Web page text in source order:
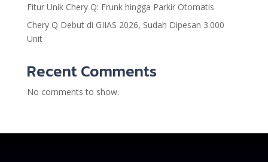
Fitur Unik Chery Q: Frunk hingga Parkir Otomatis
Chery Q Debut di GIIAS 2026, Sudah Dipesan 3.000
Unit
Recent Comments
No comments to show.